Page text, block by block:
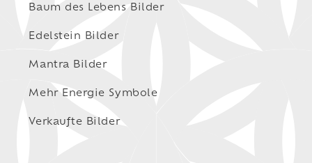
Baum des Lebens Bilder
Edelstein Bilder
Mantra Bilder
Mehr Energie Symbole
Verkaufte Bilder